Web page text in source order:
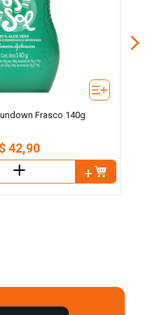
Frasco 140g
42,90
＋